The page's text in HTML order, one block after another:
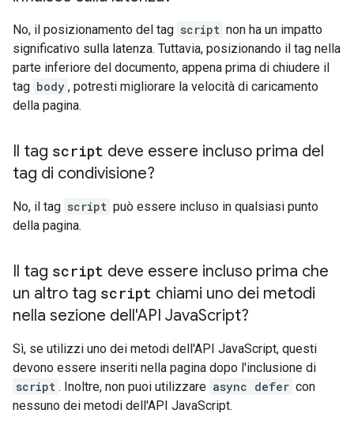
No, il posizionamento del tag script non ha un impatto
significativo sulla latenza. Tuttavia, posizionando il tag nella
parte inferiore del documento, appena prima di chiudere il
tag body , potresti migliorare la velocità di caricamento
della pagina.
Il tag script deve essere incluso prima del
tag di condivisione?
No, il tag script può essere incluso in qualsiasi punto
della pagina.
Il tag script deve essere incluso prima che
un altro tag script chiami uno dei metodi
nella sezione dell'API JavaScript?
Sì, se utilizzi uno dei metodi dell'API JavaScript, questi
devono essere inseriti nella pagina dopo l'inclusione di
script . Inoltre, non puoi utilizzare async defer con
nessuno dei metodi dell'API JavaScript.